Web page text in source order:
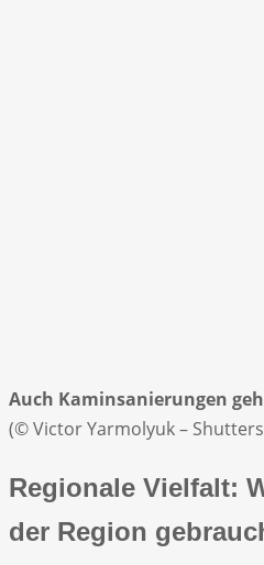
Auch Kaminsanierungen
(© Victor Yarmolyuk –
Regionale Vielfalt:
der Region